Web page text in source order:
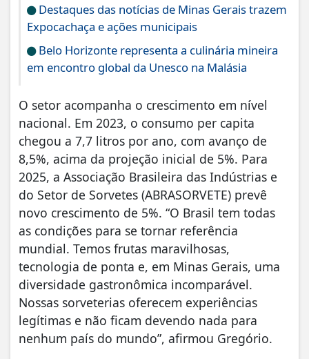
Destaques das notícias de Minas Gerais trazem
Expocachaça e ações municipais
Belo Horizonte representa a culinária mineira
em encontro global da Unesco na Malásia
O setor acompanha o crescimento em nível
nacional. Em 2023, o consumo per capita
chegou a 7,7 litros por ano, com avanço de
8,5%, acima da projeção inicial de 5%. Para
2025, a Associação Brasileira das Indústrias e
do Setor de Sorvetes (ABRASORVETE) prevê
novo crescimento de 5%. “O Brasil tem todas
as condições para se tornar referência
mundial. Temos frutas maravilhosas,
tecnologia de ponta e, em Minas Gerais, uma
diversidade gastronômica incomparável.
Nossas sorveterias oferecem experiências
legítimas e não ficam devendo nada para
nenhum país do mundo”, afirmou Gregório.